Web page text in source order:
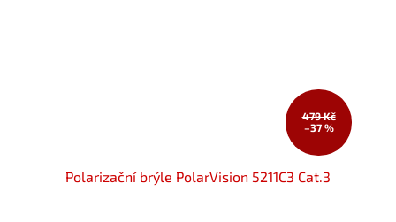
479 Kč
–37 %
Polarizační brýle PolarVision 5211C3 Cat.3